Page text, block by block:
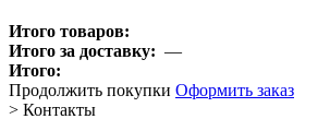
Итого товаров:
Итого за доставку: —
Итого:
Продолжить покупки Оформить заказ
> Контакты